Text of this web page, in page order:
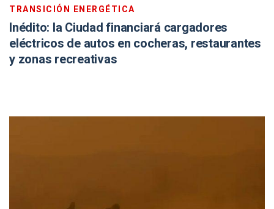
TRANSICIÓN ENERGÉTICA
Inédito: la Ciudad financiará cargadores
eléctricos de autos en cocheras, restaurantes
y zonas recreativas